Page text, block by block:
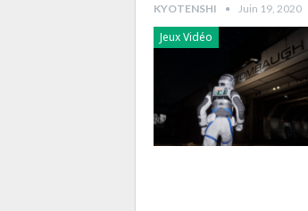
KYOTENSHI Juin 19, 2020
Jeux Vidéo